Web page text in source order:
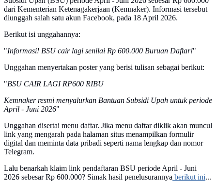
dari Kementerian Ketenagakerjaan (Kemnaker). Informasi tersebut
diunggah salah satu akun Facebook, pada 18 April 2026.
Berikut isi unggahannya:
"Informasi! BSU cair lagi senilai Rp 600.000 Buruan Daftar!"
Unggahan menyertakan poster yang berisi tulisan sebagai berikut:
"BSU CAIR LAGI RP600 RIBU
Kemnaker resmi menyalurkan Bantuan Subsidi Upah untuk periode
April - Juni 2026"
Unggahan disertai menu daftar. Jika menu daftar diklik akan muncul
link yang mengarah pada halaman situs menampilkan formulir
digital dan meminta data pribadi seperti nama lengkap dan nomor
Telegram.
Lalu benarkah klaim link pendaftaran BSU periode April - Juni
2026 sebesar Rp 600.000? Simak hasil penelusurannya berikut ini...